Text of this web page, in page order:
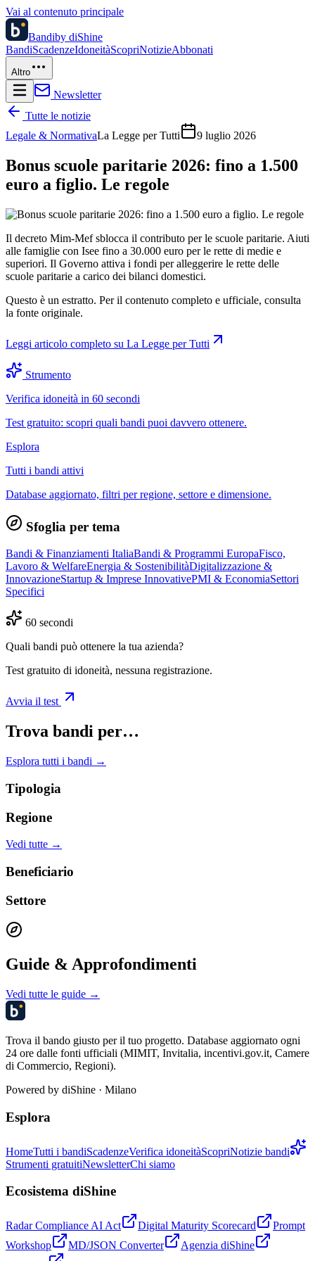
Vai al contenuto principale
Bandiby diShine
BandiScadenzeIdoneitàScopriNotizieAbbonati
Altro
Newsletter
Tutte le notizie
Legale & NormativaLa Legge per Tutti 9 luglio 2026
Bonus scuole paritarie 2026: fino a 1.500
euro a figlio. Le regole
Il decreto Mim-Mef sblocca il contributo per le scuole paritarie. Aiuti
alle famiglie con Isee fino a 30.000 euro per le rette di medie e
superiori. Il Governo attiva i fondi per alleggerire le rette delle
scuole paritarie a carico dei bilanci domestici.
Questo è un estratto. Per il contenuto completo e ufficiale, consulta
la fonte originale.
Leggi articolo completo su La Legge per Tutti
Strumento
Verifica idoneità in 60 secondi
Test gratuito: scopri quali bandi puoi davvero ottenere.
Esplora
Tutti i bandi attivi
Database aggiornato, filtri per regione, settore e dimensione.
Sfoglia per tema
Bandi & Finanziamenti ItaliaBandi & Programmi EuropaFisco,
Lavoro & WelfareEnergia & SostenibilitàDigitalizzazione &
InnovazioneStartup & Imprese InnovativePMI & EconomiaSettori
Specifici
60 secondi
Quali bandi può ottenere la tua azienda?
Test gratuito di idoneità, nessuna registrazione.
Avvia il test
Trova bandi per…
Esplora tutti i bandi →
Tipologia
Regione
Vedi tutte →
Beneficiario
Settore
Guide & Approfondimenti
Vedi tutte le guide →
Trova il bando giusto per il tuo progetto. Database aggiornato ogni
24 ore dalle fonti ufficiali (MIMIT, Invitalia, incentivi.gov.it, Camere
di Commercio, Regioni).
Powered by diShine · Milano
Esplora
HomeTutti i bandiScadenzeVerifica idoneitàScopriNotizie bandi
Strumenti gratuitiNewsletterChi siamo
Ecosistema diShine
Radar Compliance AI Act Digital Maturity Scorecard
Prompt
Workshop
MD/JSON Converter
Agenzia diShine